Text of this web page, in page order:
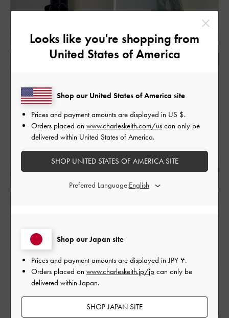
Looks like you're shopping from
United States of America
Shop our Japan site
Prices and payment amounts are displayed inJPY ¥.
Orders placed on www.charleskeith.jp/jp can only be
delivered within Japan.
SHOP JAPAN SITE
Shop our United States of America site
Prices and payment amounts are displayed in US $.
Orders placed on www.charleskeith.com/us can only be
delivered within United States of America.
SHOP UNITED STATES OF AMERICA SITE
Preferred Language: